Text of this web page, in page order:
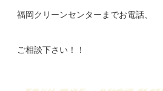
福岡クリーンセンターまでお電話、
ご相談下さい！！